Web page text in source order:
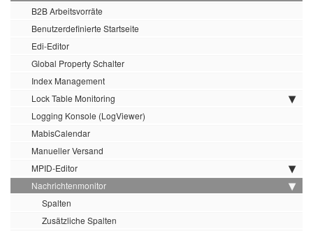
B2B Arbeitsvorräte
Benutzerdefinierte Startseite
Edi-Editor
Global Property Schalter
Index Management
Lock Table Monitoring
Logging Konsole (LogViewer)
MabisCalendar
Manueller Versand
MPID-Editor
Nachrichtenmonitor
Spalten
Zusätzliche Spalten